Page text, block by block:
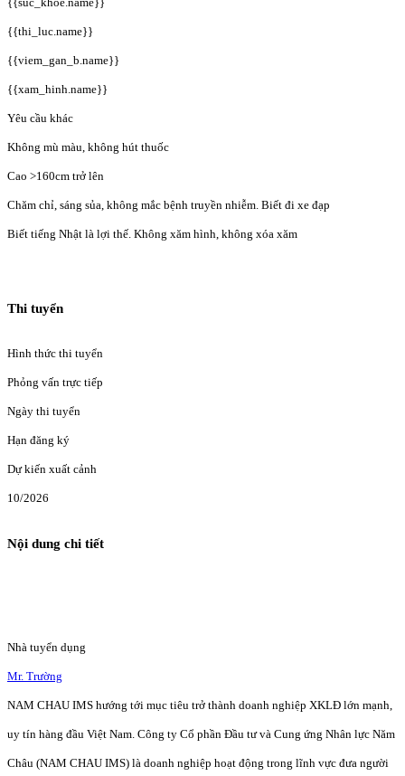
{{thi_luc.name}}
{{viem_gan_b.name}}
{{xam_hinh.name}}
Yêu cầu khác
Không mù màu, không hút thuốc
Cao >160cm trở lên
Chăm chỉ, sáng sủa, không mắc bệnh truyền nhiễm. Biết đi xe đạp
Biết tiếng Nhật là lợi thế. Không xăm hình, không xóa xăm
Thi tuyển
Hình thức thi tuyển
Phỏng vấn trực tiếp
Ngày thi tuyển
Hạn đăng ký
Dự kiến xuất cảnh
10/2026
Nội dung chi tiết
Nhà tuyển dụng
Mr. Trường
NAM CHAU IMS hướng tới mục tiêu trở thành doanh nghiệp XKLĐ lớn mạnh,
uy tín hàng đầu Việt Nam. Công ty Cổ phần Đầu tư và Cung ứng Nhân lực Năm
Châu (NAM CHAU IMS) là doanh nghiệp hoạt động trong lĩnh vực đưa người